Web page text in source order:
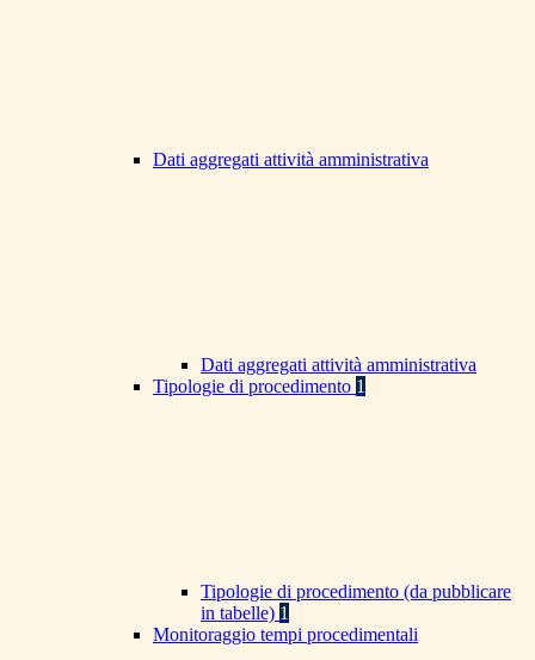
Dati aggregati attività amministrativa
Dati aggregati attività amministrativa
Tipologie di procedimento 1
Tipologie di procedimento (da pubblicare
in tabelle) 1
Monitoraggio tempi procedimentali